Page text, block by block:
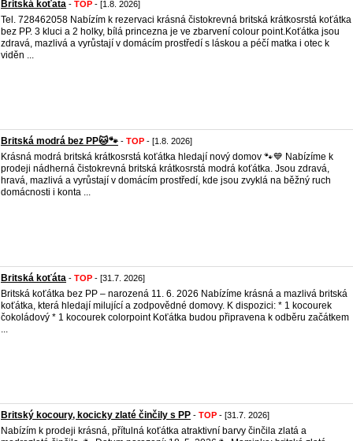
Britská koťata - TOP - [1.8. 2026]
Tel. 728462058 Nabízím k rezervaci krásná čistokrevná britská krátkosrstá koťátka
bez PP. 3 kluci a 2 holky, bílá princezna je ve zbarvení colour point.Koťátka jsou
zdravá, mazlivá a vyrůstají v domácím prostředí s láskou a péčí matka i otec k
viděn ...
Britská modrá bez PP🐱🐾 - TOP - [1.8. 2026]
Krásná modrá britská krátkosrstá koťátka hledají nový domov 🐾💙 Nabízíme k
prodeji nádherná čistokrevná britská krátkosrstá modrá koťátka. Jsou zdravá,
hravá, mazlivá a vyrůstají v domácím prostředí, kde jsou zvyklá na běžný ruch
domácnosti i konta ...
Britská koťáta - TOP - [31.7. 2026]
Britská koťátka bez PP – narozená 11. 6. 2026 Nabízíme krásná a mazlivá britská
koťátka, která hledají milující a zodpovědné domovy. K dispozici: * 1 kocourek
čokoládový * 1 kocourek colorpoint Koťátka budou připravena k odběru začátkem
...
Britský kocoury, kocicky zlaté činčily s PP - TOP - [31.7. 2026]
Nabízím k prodeji krásná, přítulná koťátka atraktivní barvy činčila zlatá a